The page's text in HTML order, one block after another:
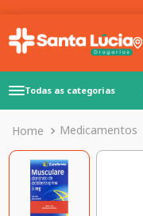
Todas as categorias
Medicamentos